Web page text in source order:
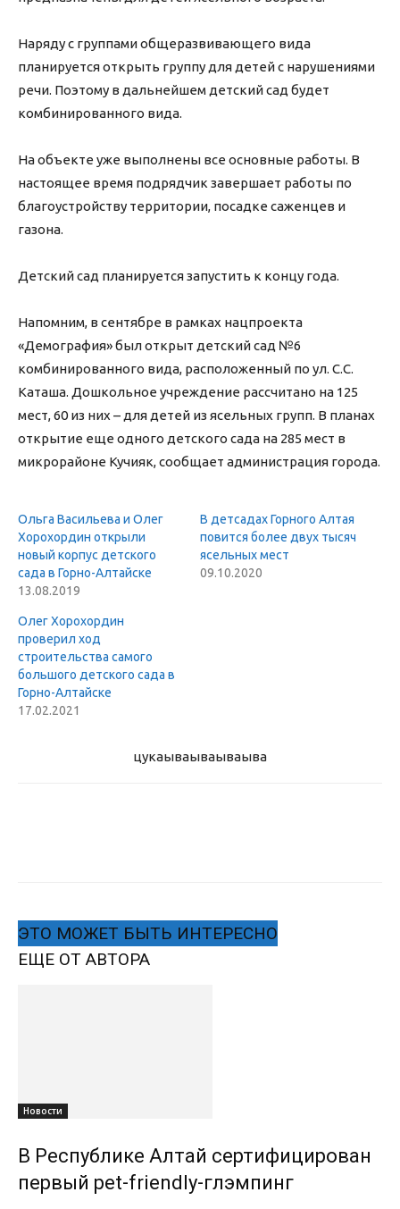
Наряду с группами общеразвивающего вида
планируется открыть группу для детей с нарушениями
речи. Поэтому в дальнейшем детский сад будет
комбинированного вида.
На объекте уже выполнены все основные работы. В
настоящее время подрядчик завершает работы по
благоустройству территории, посадке саженцев и
газона.
Детский сад планируется запустить к концу года.
Напомним, в сентябре в рамках нацпроекта
«Демография» был открыт детский сад №6
комбинированного вида, расположенный по ул. С.С.
Каташа. Дошкольное учреждение рассчитано на 125
мест, 60 из них – для детей из ясельных групп. В планах
открытие еще одного детского сада на 285 мест в
микрорайоне Кучияк, сообщает администрация города.
Ольга Васильева и Олег
Хорохордин открыли
новый корпус детского
сада в Горно-Алтайске
13.08.2019
В детсадах Горного Алтая
повится более двух тысяч
ясельных мест
09.10.2020
Олег Хорохордин
проверил ход
строительства самого
большого детского сада в
Горно-Алтайске
17.02.2021
цукаываываываыва
ЭТО МОЖЕТ БЫТЬ ИНТЕРЕСНО
ЕЩЕ ОТ АВТОРА
Новости
В Республике Алтай сертифицирован
первый pet-friendly-глэмпинг